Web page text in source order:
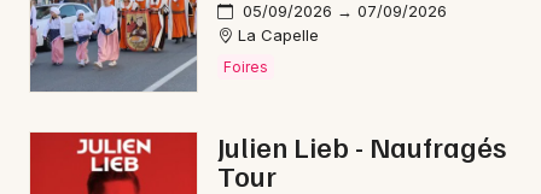
Interactives & immersives en Picardie
Interactives & immersives dans les Hauts-de-
France
05/09/2026 → 07/09/2026
La Capelle
Foires
Julien Lieb - Naufragés
Tour